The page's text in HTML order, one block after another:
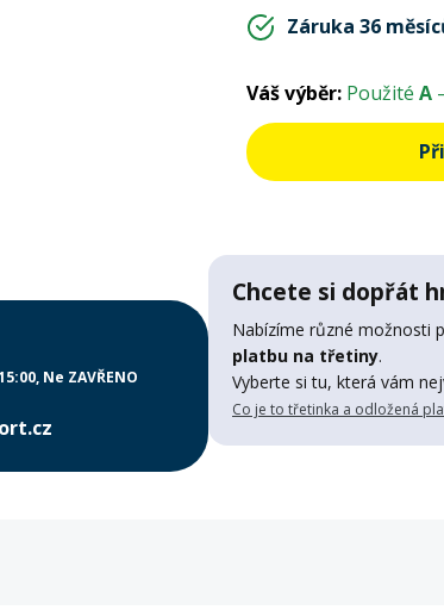
Záruka 36
Váš výběr: Použité A
Chcete si dopřát
Nabízíme různé možnosti
platbu na třetiny.
Vyberte si tu, která vám
Co je to třetinka a odložená
Ne ZAVŘENO